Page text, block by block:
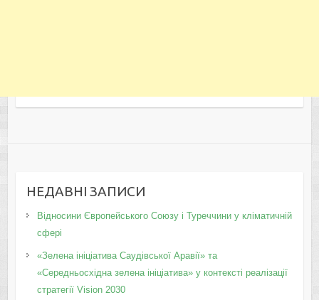
НЕДАВНІ ЗАПИСИ
Відносини Європейського Союзу і Туреччини у кліматичній
сфері
«Зелена ініціатива Саудівської Аравії» та
«Середньосхідна зелена ініціатива» у контексті реалізації
стратегії Vision 2030